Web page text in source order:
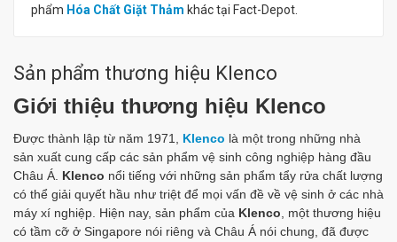
phẩm Hóa Chất Giặt Thảm khác tại Fact-Depot.
Sản phẩm thương hiệu Klenco
Giới thiệu thương hiệu Klenco
Được thành lập từ năm 1971, Klenco là một trong những nhà
sản xuất cung cấp các sản phẩm vệ sinh công nghiệp hàng đầu
Châu Á. Klenco nổi tiếng với những sản phẩm tẩy rửa chất lượng
có thể giải quyết hầu như triệt để mọi vấn đề về vệ sinh ở các nhà
máy xí nghiệp. Hiện nay, sản phẩm của Klenco , một thương hiệu
có tầm cỡ ở Singapore nói riêng và Châu Á nói chung, đã được